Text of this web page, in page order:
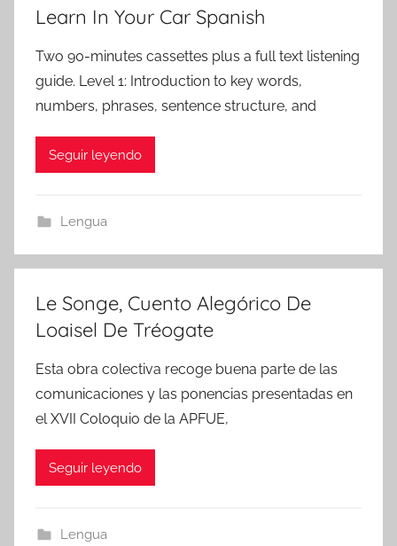
Learn In Your Car Spanish
Two 90-minutes cassettes plus a full text listening
guide. Level 1: Introduction to key words,
numbers, phrases, sentence structure, and
Seguir leyendo
Lengua
Le Songe, Cuento Alegórico De
Loaisel De Tréogate
Esta obra colectiva recoge buena parte de las
comunicaciones y las ponencias presentadas en
el XVII Coloquio de la APFUE,
Seguir leyendo
Lengua